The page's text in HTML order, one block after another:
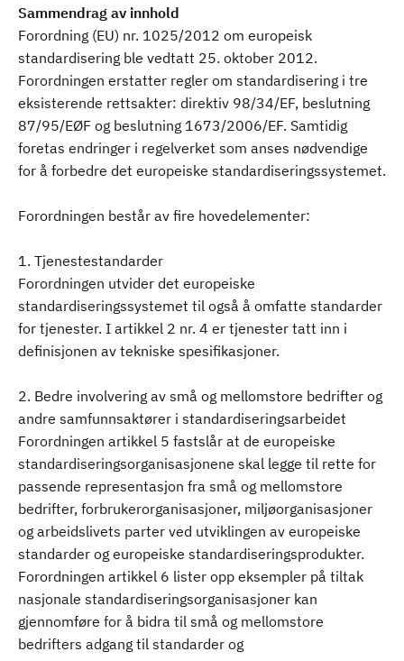
Sammendrag av innhold
Forordning (EU) nr. 1025/2012 om europeisk
standardisering ble vedtatt 25. oktober 2012.
Forordningen erstatter regler om standardisering i tre
eksisterende rettsakter: direktiv 98/34/EF, beslutning
87/95/EØF og beslutning 1673/2006/EF. Samtidig
foretas endringer i regelverket som anses nødvendige
for å forbedre det europeiske standardiseringssystemet.
Forordningen består av fire hovedelementer:
1. Tjenestestandarder
Forordningen utvider det europeiske
standardiseringssystemet til også å omfatte standarder
for tjenester. I artikkel 2 nr. 4 er tjenester tatt inn i
definisjonen av tekniske spesifikasjoner.
2. Bedre involvering av små og mellomstore bedrifter og
andre samfunnsaktører i standardiseringsarbeidet
Forordningen artikkel 5 fastslår at de europeiske
standardiseringsorganisasjonene skal legge til rette for
passende representasjon fra små og mellomstore
bedrifter, forbrukerorganisasjoner, miljøorganisasjoner
og arbeidslivets parter ved utviklingen av europeiske
standarder og europeiske standardiseringsprodukter.
Forordningen artikkel 6 lister opp eksempler på tiltak
nasjonale standardiseringsorganisasjoner kan
gjennomføre for å bidra til små og mellomstore
bedrifters adgang til standarder og